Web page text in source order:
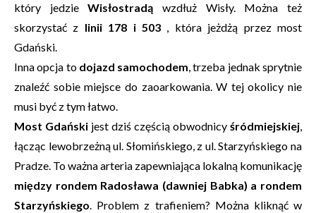
który jedzieWisłostradą wzdłuż Wisły. Można też
skorzystać z linii 178 i 503 , która jeżdżą przez most
Gdański.
Inna opcja todojazd samochodem, trzeba jednak sprytnie
znaleźć sobie miejsce do zaoarkowania. W tej okolicy nie
musi być z tym łatwo.
Most Gdański jest dziś częścią obwodnicy śródmiejskiej,
łącząc lewobrzeżną ul. Słomińskiego, z ul. Starzyńskiego na
Pradze. To ważna arteria zapewniająca lokalną komunikację
między rondem Radosława (dawniej Babka) a rondem
Starzyńskiego. Problem z trafieniem? Można kliknąć w